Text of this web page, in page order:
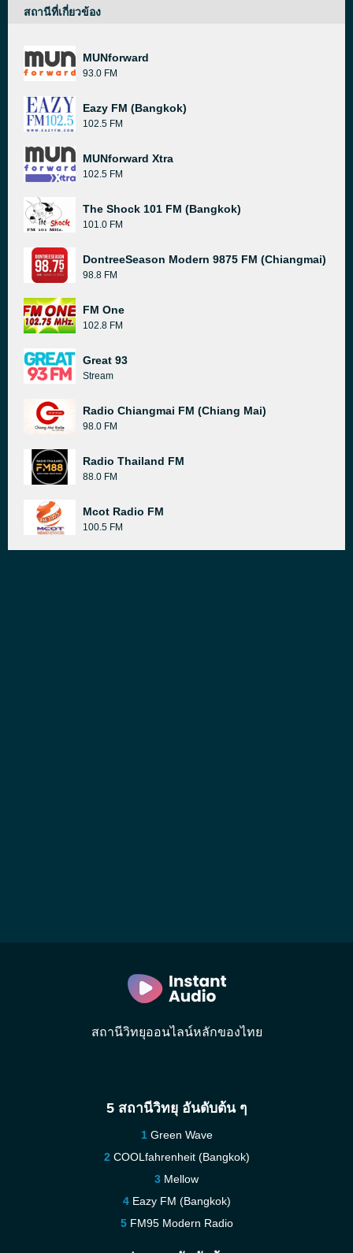
สถานีที่เกี่ยวข้อง
MUNforward
93.0 FM
Eazy FM (Bangkok)
102.5 FM
MUNforward Xtra
102.5 FM
The Shock 101 FM (Bangkok)
101.0 FM
DontreeSeason Modern 9875 FM (Chiangmai)
98.8 FM
FM One
102.8 FM
Great 93
Stream
Radio Chiangmai FM (Chiang Mai)
98.0 FM
Radio Thailand FM
88.0 FM
Mcot Radio FM
100.5 FM
สถานีวิทยุออนไลน์หลักของไทย
5 สถานีวิทยุ อันดับต้น ๆ
Green Wave
COOLfahrenheit (Bangkok)
Mellow
Eazy FM (Bangkok)
FM95 Modern Radio